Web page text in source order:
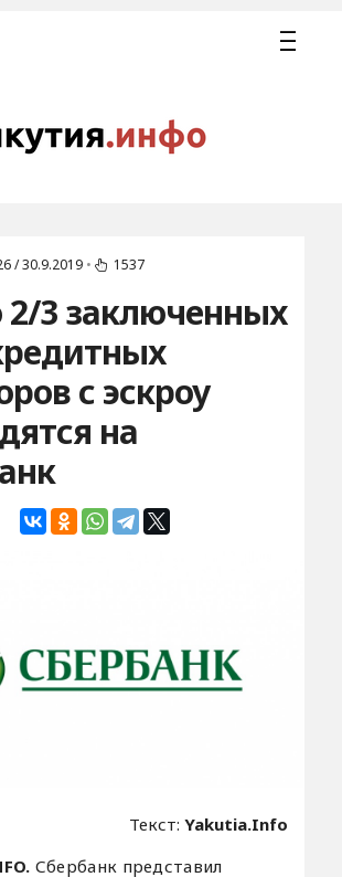
/ 30.9.2019 • 1537
2/3 заключенных
с эскроу
на
Текст:Yakutia.Info
Сбербанк представил